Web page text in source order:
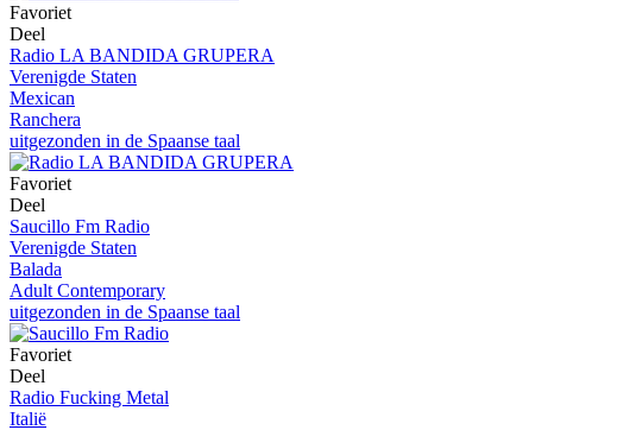
Favoriet
Deel
Radio LA BANDIDA GRUPERA
Verenigde Staten
Mexican
Ranchera
uitgezonden in de Spaanse taal
Favoriet
Deel
Saucillo Fm Radio
Verenigde Staten
Balada
Adult Contemporary
uitgezonden in de Spaanse taal
Favoriet
Deel
Radio Fucking Metal
Italië